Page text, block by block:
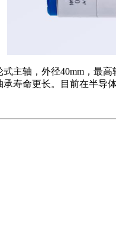
主轴，外径40mm，最
寿命更长。目前在半导